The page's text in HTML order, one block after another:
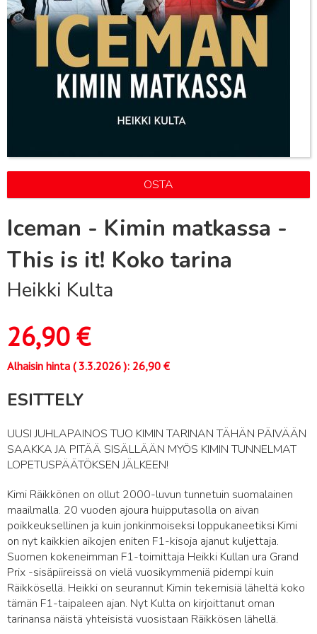
OSTA
Iceman - Kimin matkassa -
This is it! Koko tarina
Heikki Kulta
26,90€
Alhaisin hinta (3.3.2026): 26,90 €
ESITTELY
UUSI JUHLAPAINOS TUO KIMIN TARINAN TÄHÄN PÄIVÄÄN
SAAKKA JA PITÄÄ SISÄLLÄÄN MYÖS KIMIN TUNNELMAT
LOPETUSPÄÄTÖKSEN JÄLKEEN!
Kimi Räikkönen on ollut 2000-luvun tunnetuin suomalainen
maailmalla. 20 vuoden ajoura huipputasolla on aivan
poikkeuksellinen ja kuin jonkinmoiseksi loppukaneetiksi Kimi
on nyt kaikkien aikojen eniten F1-kisoja ajanut kuljettaja.
Suomen kokeneimman F1-toimittaja Heikki Kullan ura Grand
Prix -sisäpiireissä on vielä vuosikymmeniä pidempi kuin
Räikkösellä. Heikki on seurannut Kimin tekemisiä läheltä koko
tämän F1-taipaleen ajan. Nyt Kulta on kirjoittanut oman
tarinansa näistä yhteisistä vuosistaan Räikkösen lähellä.